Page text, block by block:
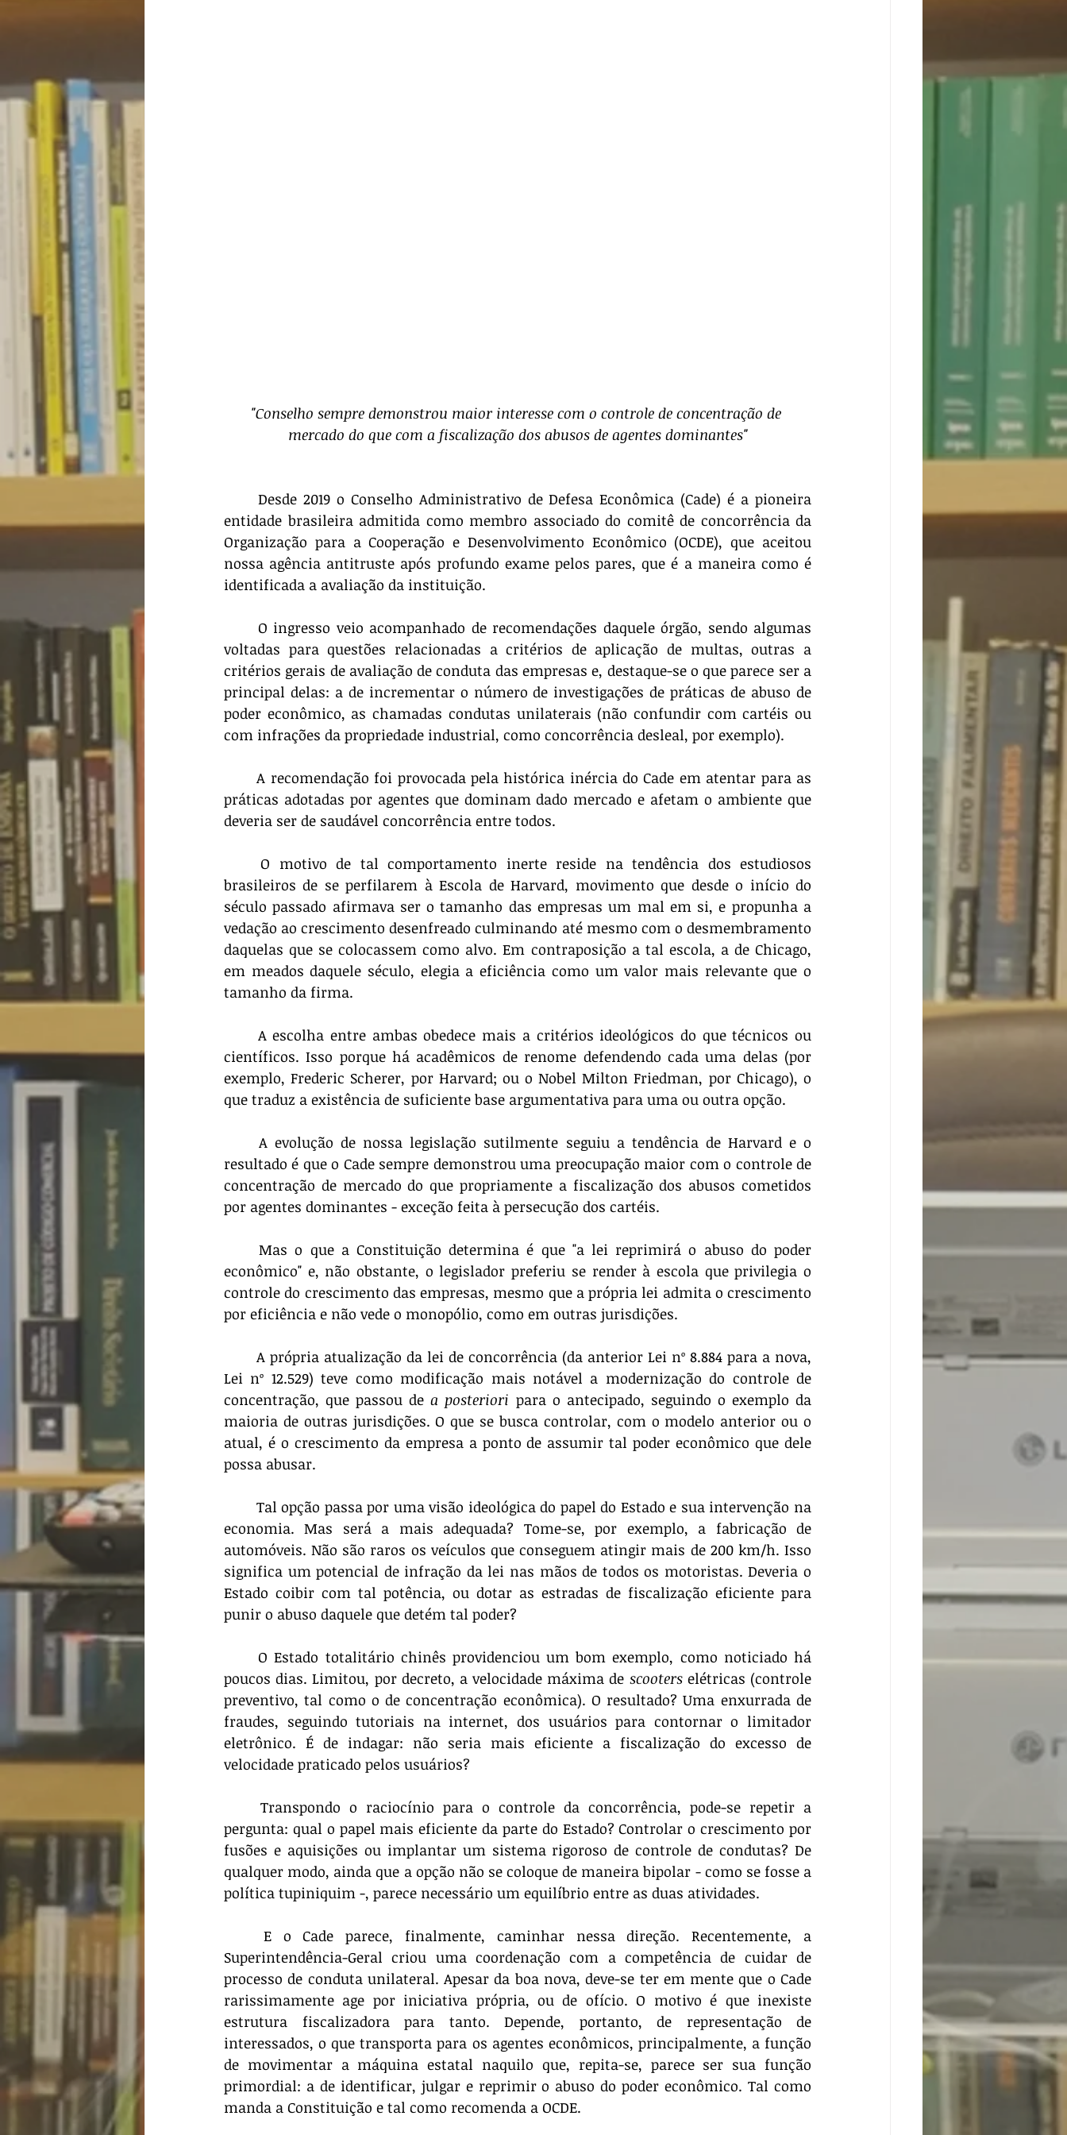
"Conselho sempre demonstrou maior interesse com o controle de concentração de
mercado do que com a fiscalização dos abusos de agentes dominantes"
entidade brasileira admitida como membro associado do comitê de concorrência da
Organização para a Cooperação e Desenvolvimento Econômico (OCDE), que aceitou
nossa agência antitruste após profundo exame pelos pares, que é a maneira como é
identificada a avaliação da instituição.
voltadas para questões relacionadas a critérios de aplicação de multas, outras a
critérios gerais de avaliação de conduta das empresas e, destaque-se o que parece ser a
principal delas: a de incrementar o número de investigações de práticas de abuso de
poder econômico, as chamadas condutas unilaterais (não confundir com cartéis ou
com infrações da propriedade industrial, como concorrência desleal, por exemplo).
	A recomendação foi provocada pela histórica inércia do Cade em atentar para as
práticas adotadas por agentes que dominam dado mercado e afetam o ambiente que
deveria ser de saudável concorrência entre todos.
	O motivo de tal comportamento inerte reside na tendência dos estudiosos
brasileiros de se perfilarem à Escola de Harvard, movimento que desde o início do
século passado afirmava ser o tamanho das empresas um mal em si, e propunha a
vedação ao crescimento desenfreado culminando até mesmo com o desmembramento
daquelas que se colocassem como alvo. Em contraposição a tal escola, a de Chicago,
em meados daquele século, elegia a eficiência como um valor mais relevante que o
tamanho da firma.
científicos. Isso porque há acadêmicos de renome defendendo cada uma delas (por
exemplo, Frederic Scherer, por Harvard; ou o Nobel Milton Friedman, por Chicago), o
que traduz a existência de suficiente base argumentativa para uma ou outra opção.
	A evolução de nossa legislação sutilmente seguiu a tendência de Harvard e o
resultado é que o Cade sempre demonstrou uma preocupação maior com o controle de
concentração de mercado do que propriamente a fiscalização dos abusos cometidos
por agentes dominantes - exceção feita à persecução dos cartéis.
	Mas o que a Constituição determina é que "a lei reprimirá o abuso do poder
econômico" e, não obstante, o legislador preferiu se render à escola que privilegia o
controle do crescimento das empresas, mesmo que a própria lei admita o crescimento
por eficiência e não vede o monopólio, como em outras jurisdições.
Lei nº 12.529) teve como modificação mais notável a modernização do controle de
concentração, que passou de a posteriori para o antecipado, seguindo o exemplo da
maioria de outras jurisdições. O que se busca controlar, com o modelo anterior ou o
atual, é o crescimento da empresa a ponto de assumir tal poder econômico que dele
possa abusar.
economia. Mas será a mais adequada? Tome-se, por exemplo, a fabricação de
automóveis. Não são raros os veículos que conseguem atingir mais de 200 km/h. Isso
significa um potencial de infração da lei nas mãos de todos os motoristas. Deveria o
Estado coibir com tal potência, ou dotar as estradas de fiscalização eficiente para
punir o abuso daquele que detém tal poder?
	O Estado totalitário chinês providenciou um bom exemplo, como noticiado há
poucos dias. Limitou, por decreto, a velocidade máxima de scooters elétricas (controle
preventivo, tal como o de concentração econômica). O resultado? Uma enxurrada de
fraudes, seguindo tutoriais na internet, dos usuários para contornar o limitador
eletrônico. É de indagar: não seria mais eficiente a fiscalização do excesso de
velocidade praticado pelos usuários?
pergunta: qual o papel mais eficiente da parte do Estado? Controlar o crescimento por
fusões e aquisições ou implantar um sistema rigoroso de controle de condutas? De
qualquer modo, ainda que a opção não se coloque de maneira bipolar - como se fosse a
política tupiniquim -, parece necessário um equilíbrio entre as duas atividades.
Superintendência-Geral criou uma coordenação com a competência de cuidar de
processo de conduta unilateral. Apesar da boa nova, deve-se ter em mente que o Cade
rarissimamente age por iniciativa própria, ou de ofício. O motivo é que inexiste
estrutura fiscalizadora para tanto. Depende, portanto, de representação de
interessados, o que transporta para os agentes econômicos, principalmente, a função
de movimentar a máquina estatal naquilo que, repita-se, parece ser sua função
primordial: a de identificar, julgar e reprimir o abuso do poder econômico. Tal como
manda a Constituição e tal como recomenda a OCDE.